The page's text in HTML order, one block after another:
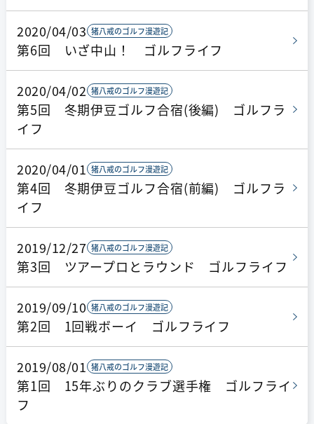
2020/04/03 猪八戒のゴルフ漫遊記
第6回 いざ中山！ ゴルフライフ
2020/04/02 猪八戒のゴルフ漫遊記
第5回 冬期伊豆ゴルフ合宿(後編) ゴルフラ
イフ
2020/04/01 猪八戒のゴルフ漫遊記
第4回 冬期伊豆ゴルフ合宿(前編) ゴルフラ
イフ
2019/12/27 猪八戒のゴルフ漫遊記
第3回 ツアープロとラウンド ゴルフライフ
2019/09/10 猪八戒のゴルフ漫遊記
第2回 1回戦ボーイ ゴルフライフ
2019/08/01 猪八戒のゴルフ漫遊記
第1回 15年ぶりのクラブ選手権 ゴルフライ
フ